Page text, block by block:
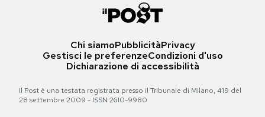
Chi siamoPubblicitàPrivacy
Gestisci le preferenzeCondizioni d'uso
Dichiarazione di accessibilità
Il Post è una testata registrata presso il Tribunale di Milano, 419 del
28 settembre 2009 - ISSN 2610-9980